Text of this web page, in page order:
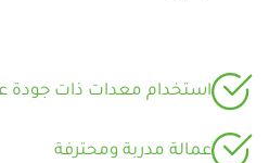
استخدام معدات ذات جودة
عمالة مدربة ومحترفة